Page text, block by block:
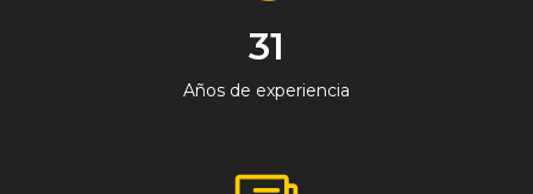
31
Años de experiencia